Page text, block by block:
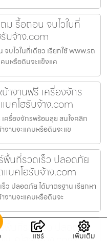
รื้อถอน จบไวในที่
บจ้าง.com
ไวในที่เดียว เรียกใช้ www.รถ
บหรือดินจะแข็งแค
างานฟรี เครื่องจักร
คโฮรับจ้าง.com
เครื่องจักรพร้อมลุย สนใจคลิก
งานจะแคบหรือดินจะแข
พื้นที่รวดเร็ว ปลอดภัย
บคโฮรับจ้าง.com
ว ปลอดภัย ได้มาตรฐาน เรียกหา
งานจะแคบหรือดินจะ
พื้นที่รวดเร็ว ปลอดภัย
แชร์ เพิ่มเติม